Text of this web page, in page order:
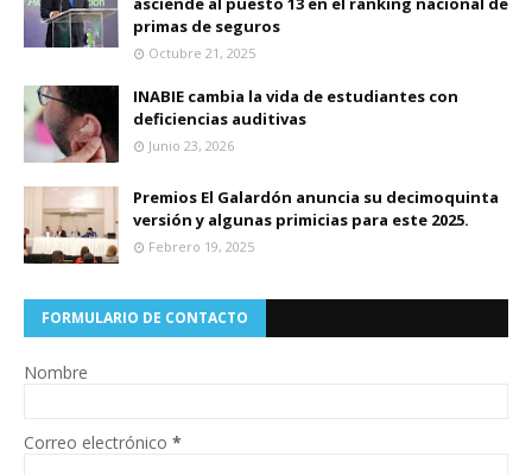
primas de seguros
Octubre 21, 2025
INABIE cambia la vida de estudiantes con
deficiencias auditivas
Junio 23, 2026
Premios El Galardón anuncia su decimoquinta
versión y algunas primicias para este 2025.
Febrero 19, 2025
FORMULARIO DE CONTACTO
Nombre
Correo electrónico *